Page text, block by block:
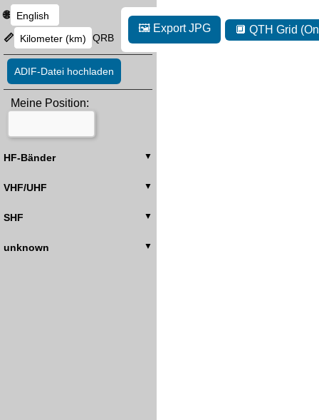
🌐
📏 QRB
ADIF-Datei hochladen
Meine Position:
HF-Bänder
VHF/UHF
SHF
unknown
🖼️ Export JPG 🔲 QTH Grid